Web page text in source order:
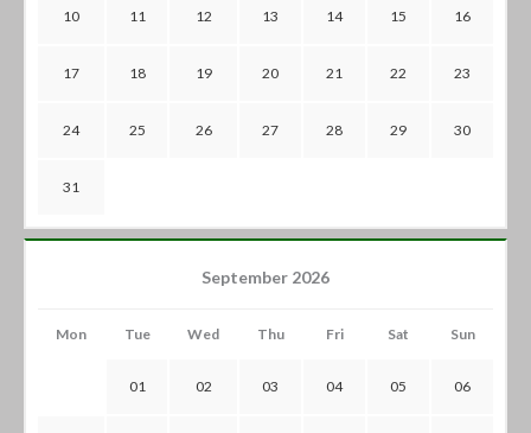
10 11 12 13 14 15 16
17 18 19 20 21 22 23
24 25 26 27 28 29 30
31
September 2026
Mon Tue Wed Thu Fri Sat Sun
01 02 03 04 05 06